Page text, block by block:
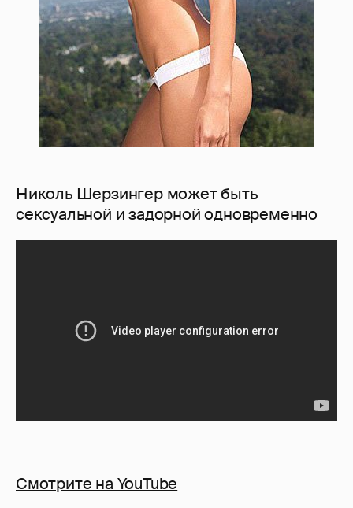
Николь Шерзингер может быть
сексуальной и задорной одновременно
Смотрите на YouTube